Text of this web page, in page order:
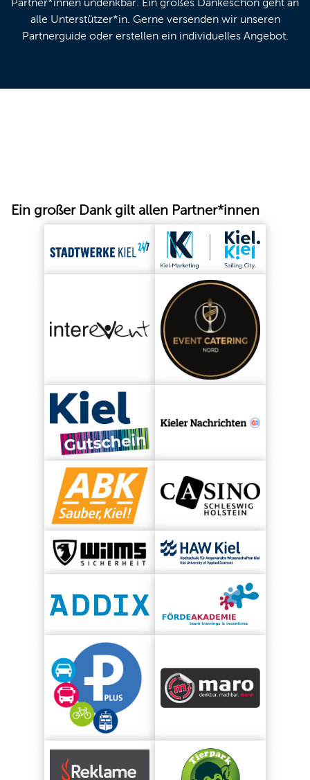
Partner*innen undenkbar. Ein großes Dankeschön geht an
alle Unterstützer*in. Gerne versenden wir unseren
Partnerguide oder erstellen ein individuelles Angebot.
Ein großer Dank gilt allen Partner*innen